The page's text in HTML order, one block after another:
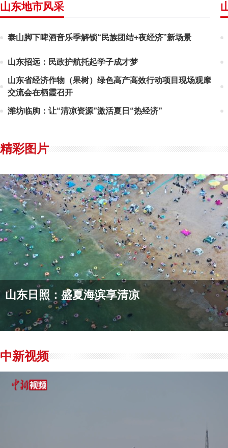
山东地市风采
泰山脚下啤酒音乐季解锁“民族团结+夜经济”新场景
山东招远：民政护航托起学子成才梦
山东省经济作物（果树）绿色高产高效行动项目现场观摩
交流会在栖霞召开
潍坊临朐：让“清凉资源”激活夏日“热经济”
精彩图片
山东日照：盛夏海滨享清凉
“蓬莱仙境”？这里或许“有求必应”
鲁南地区再添交通“黄金通道” 助力区域经
山东烟台：雨后现海上双彩
山东荣成：“
中新视频